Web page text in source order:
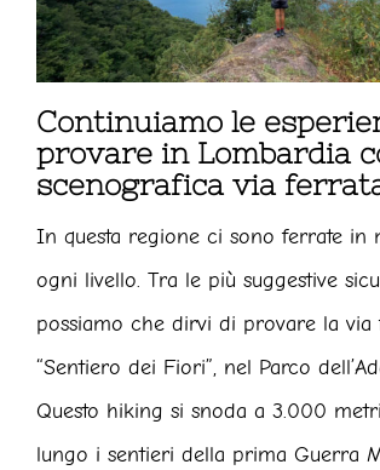
Continuiamo le
provare in Lombardia
scenografica via
In questa regione ci sono ferrate in
ogni livello. Tra le più suggestive
possiamo che dirvi di provare la via
“Sentiero dei Fiori”, nel Parco
Questo hiking si snoda a 3.000
lungo i sentieri della prima Guerra